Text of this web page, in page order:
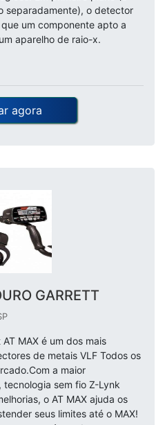
separadamente), o detector
um componente apto a
aparelho de raio-x.
agora
GARRETT
MAX é um dos mais
de metais VLF Todos os
a maior
sem fio Z-Lynk
o AT MAX ajuda os
seus limites até o MAX!